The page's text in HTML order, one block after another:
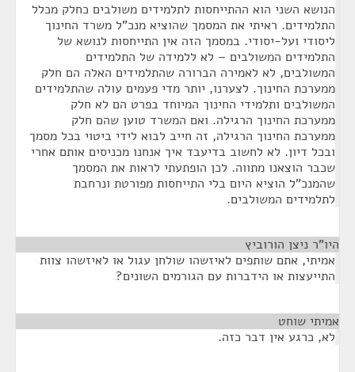
הנושא השני הוא ההתייחסות לתלמידים משולבים כחלק מכלל
התלמידים. ראיתי את המסמך שהוציא מנכ"ל משרד החינוך
ליסודי ועל-יסודי. במסמך הזה אין התייחסות לנושא של
התלמידים המשולבים – לא ללמידה של התלמידים
המשולבים, לא לאמירה הברורה שהתלמידים האלה הם חלק
ממערכת החינוך. לצערנו, יותר מדי פעמים עולה שהתלמידים
המשולבים ותלמידי החינוך המיוחד בפרט הם לא חלק
ממערכת החינוך הרגילה. ואם המשרד טוען שהם חלק
ממערכת החינוך הרגילה, זה חייב לבוא לידי ביטוי בכל מסמך
ובכל דיון. לא לחשוב בדיעבד איך אנחנו מכניסים אותם אחרי
שכבר הוצאנו מתווה. לכן הופתעתי לראות את המסמך
שהמנכ"ל הוציא היום בלי התייחסות מפורטת ונרחבת
לתלמידים המשולבים.
היו"ר ניצן הורוביץ
אמיתי, אתם שותפים לאיזשהו שולחן עגול או לאיזשהו צוות
התייעצות או הידברות עם הגורמים השונים?
אמיתי שוחט
לא, כרגע אין דבר כזה.